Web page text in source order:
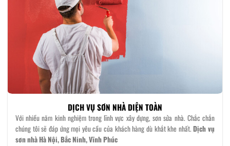
DỊCH VỤ SƠN NHÀ DIỆN TOÀN
Với nhiều năm kinh nghiệm trong lĩnh vực xây dựng, sơn sửa nhà. Chắc chắn
chúng tôi sẽ đáp ứng mọi yêu cầu của khách hàng dù khắt khe nhất.Dịch vụ
sơn nhà Hà Nội, Bắc Ninh, Vĩnh Phúc